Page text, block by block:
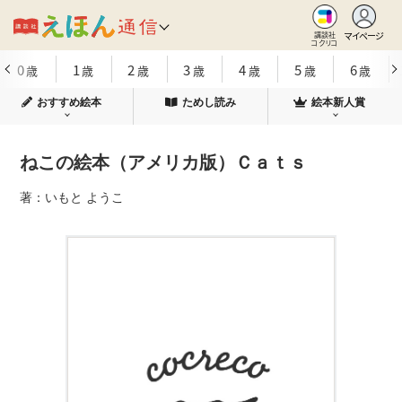
講談社
コクリコ
マイページ
0歳 1歳 2 歳 3歳 4歳 5歳 6歳
おすすめ絵本 ためし読み 絵本新人賞
ねこの絵本（アメリカ版）Ｃａｔｓ
著：いもと ようこ